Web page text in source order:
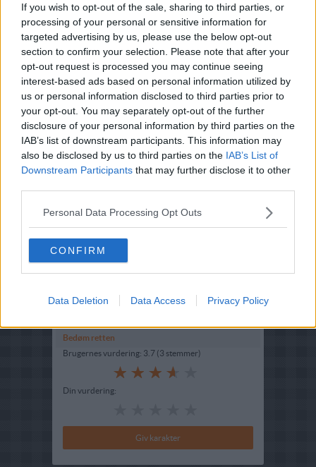
If you wish to opt-out of the sale, sharing to third parties, or
processing of your personal or sensitive information for
targeted advertising by us, please use the below opt-out
section to confirm your selection. Please note that after your
opt-out request is processed you may continue seeing
interest-based ads based on personal information utilized by
us or personal information disclosed to third parties prior to
your opt-out. You may separately opt-out of the further
disclosure of your personal information by third parties on the
IAB’s list of downstream participants. This information may
also be disclosed by us to third parties on the IAB’s List of
Downstream Participants that may further disclose it to other
Personal Data Processing Opt Outs
CONFIRM
Data Deletion Data Access Privacy Policy
Opskriftsinfo
Pålæg - Postej
Indsendt af : Tina Warren Goldschmidt
Redigeret:2025-03-02
Se kokkens favoritopskrift påLeverpostej
Bedøm retten
Brugernes vurdering: 3.7 (3 stemmer)
Din vurdering: